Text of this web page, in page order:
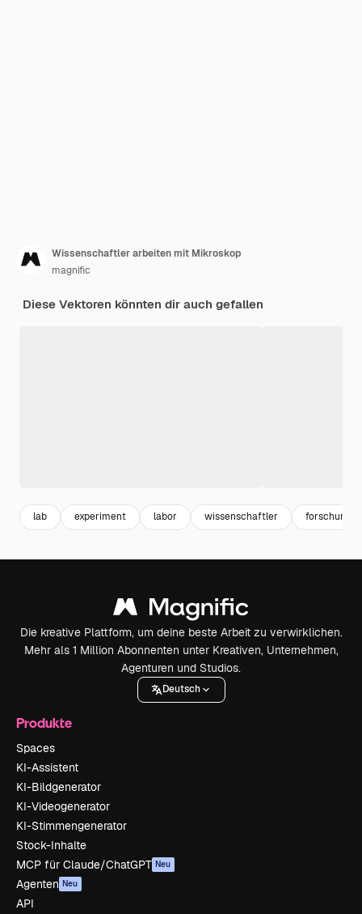
Wissenschaftler arbeiten mit Mikroskop
magnific
Diese Vektoren könnten dir auch gefallen
lab experiment labor wissenschaftler forschung
Die kreative Plattform, um deine beste Arbeit zu verwirklichen.
Mehr als 1 Million Abonnenten unter Kreativen, Unternehmen,
Agenturen und Studios.
Deutsch
Produkte
Spaces
KI-Assistent
KI-Bildgenerator
KI-Videogenerator
KI-Stimmengenerator
Stock-Inhalte
MCP für Claude/ChatGPT Neu
Agenten Neu
API